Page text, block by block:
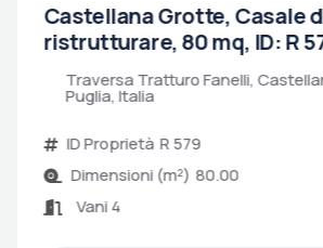
Castellana Grotte, Casale
ristrutturare, 80 mq, ID: R
Traversa Tratturo Fanelli,
Puglia, Italia
ID Proprietà R 579
Dimensioni (m²) 80.00
Vani 4